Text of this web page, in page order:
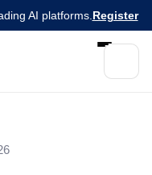
AI platforms. Register